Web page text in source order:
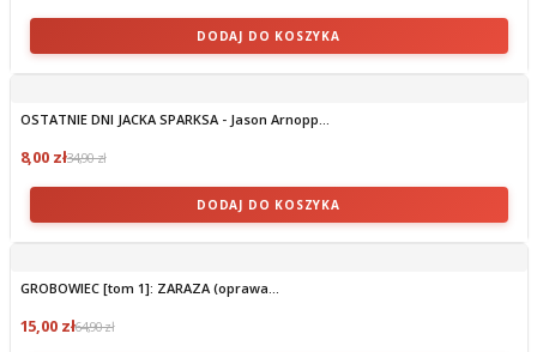
DODAJ DO KOSZYKA
OSTATNIE DNI JACKA SPARKSA - Jason Arnopp...
8,00 zł34,90 zł
DODAJ DO KOSZYKA
GROBOWIEC [tom 1]: ZARAZA (oprawa...
15,00 zł64,90 zł